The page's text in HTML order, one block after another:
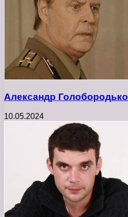
Александр Голобородько
10.05.2024